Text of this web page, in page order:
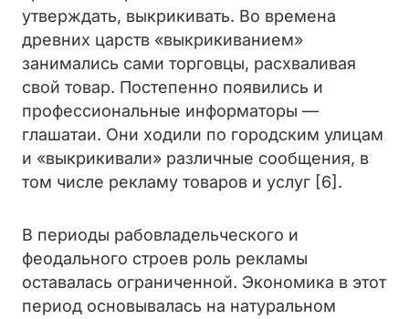
утверждать, выкрикивать. Во времена
древних царств «выкрикиванием»
занимались сами торговцы, расхваливая
свой товар. Постепенно появились и
профессиональные информаторы —
глашатаи. Они ходили по городским улицам
и «выкрикивали» различные сообщения, в
том числе рекламу товаров и услуг [6].
В периоды рабовладельческого и
феодального строев роль рекламы
оставалась ограниченной. Экономика в этот
период основывалась на натуральном